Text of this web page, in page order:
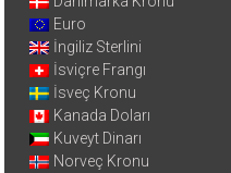
Euro
İngiliz Sterlini
İsviçre Frangı
İsveç Kronu
Kanada Doları
Kuveyt Dinarı
Norveç Kronu